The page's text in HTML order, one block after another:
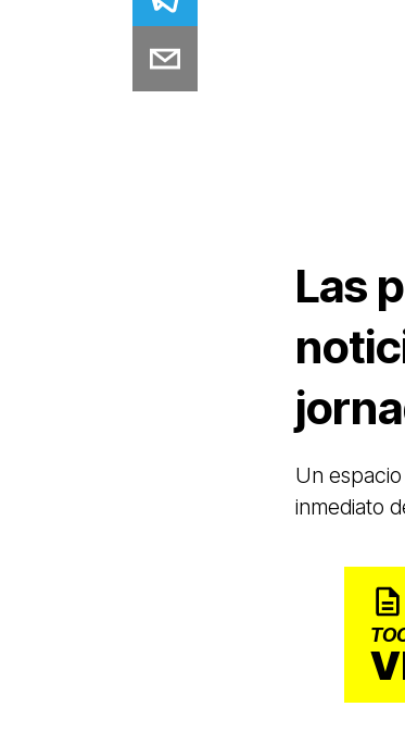
Las
Un
inmediato